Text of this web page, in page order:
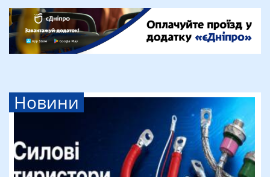
Новини